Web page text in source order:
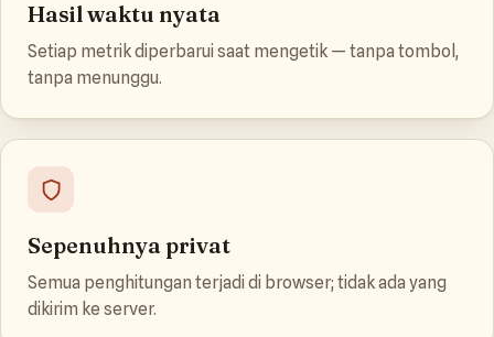
Hasil waktu nyata
Setiap metrik diperbarui saat mengetik — tanpa tombol,
tanpa menunggu.
Sepenuhnya privat
Semua penghitungan terjadi di browser; tidak ada yang
dikirim ke server.